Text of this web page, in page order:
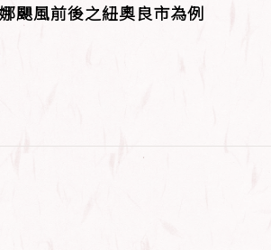
颶風前後之紐奧良市為例